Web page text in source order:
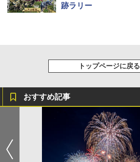
跡ラリー
トップページに戻る
おすすめ記事